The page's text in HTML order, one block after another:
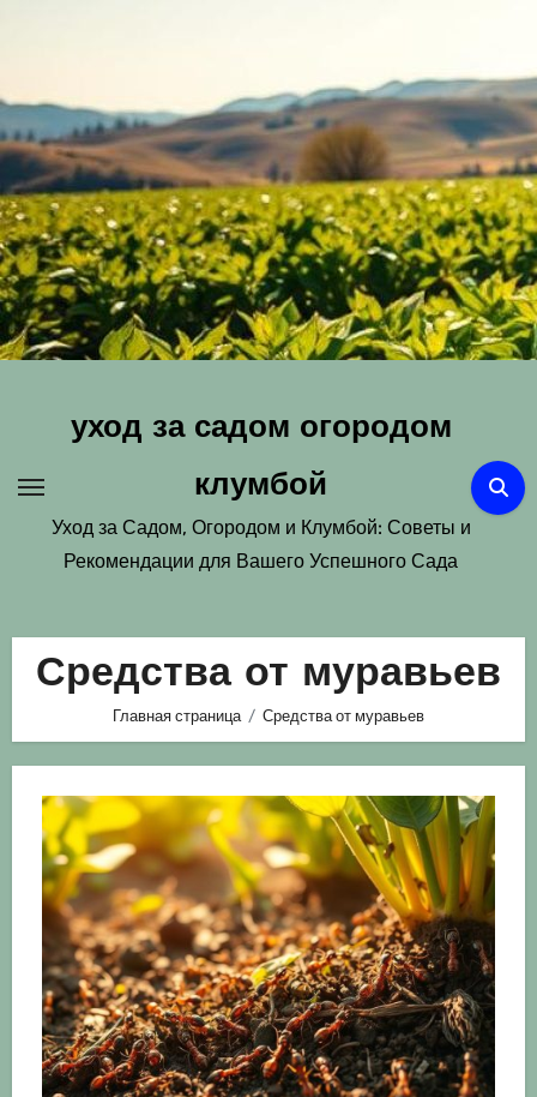
уход за садом огородом
клумбой
Уход за Садом, Огородом и Клумбой: Советы и
Рекомендации для Вашего Успешного Сада
Средства от муравьев
Главная страница Средства от муравьев